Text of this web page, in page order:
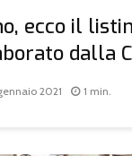
ecco il
dalla
2021 1 min.